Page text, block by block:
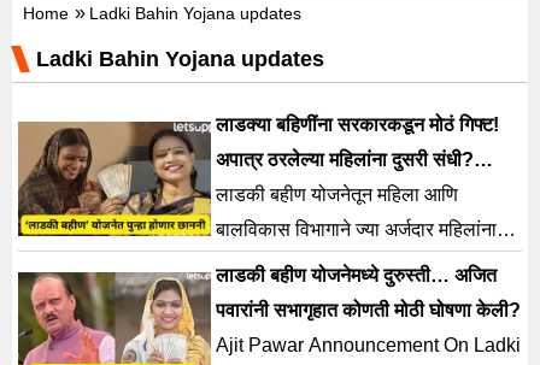
Home » Ladki Bahin Yojana updates
Ladki Bahin Yojana updates
लाडक्या बहिणींना सरकारकडून मोठं गिफ्ट!
अपात्र ठरलेल्या महिलांना दुसरी संधी?
फेरपडताळणीचा…
लाडकी बहीण योजनेतून महिला आणि
बालविकास विभागाने ज्या अर्जदार महिलांना
अपात्र ठरवण्यात आलं होतं, त्यांची पुन्हा एकदा
फेरपडताळणी करण्याचा निर्णय...
लाडकी बहीण योजनेमध्ये दुरुस्ती… अजित
पवारांनी सभागृहात कोणती मोठी घोषणा केली?
Ajit Pawar Announcement On Ladki